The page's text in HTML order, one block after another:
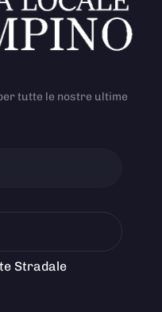
tutte le nostre ultime
Stradale